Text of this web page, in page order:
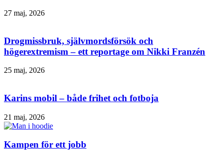
27 maj, 2026
Drogmissbruk, självmordsförsök och
högerextremism – ett reportage om Nikki Franzén
25 maj, 2026
Karins mobil – både frihet och fotboja
21 maj, 2026
Kampen för ett jobb